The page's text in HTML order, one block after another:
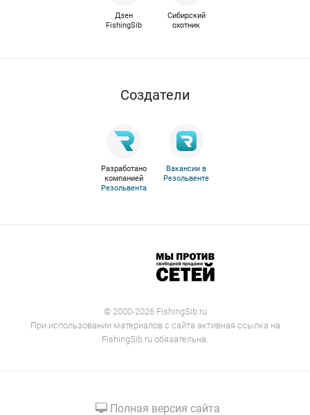
Дзен
FishingSib
Сибирский
охотник
Cоздатели
Разработано
компанией
Резольвента
Вакансии в
Резольвенте
Полная версия сайта
© 2000-2026 FishingSib.ru
При использовании материалов с сайта активная ссылка на
FishingSib.ru обязательна.